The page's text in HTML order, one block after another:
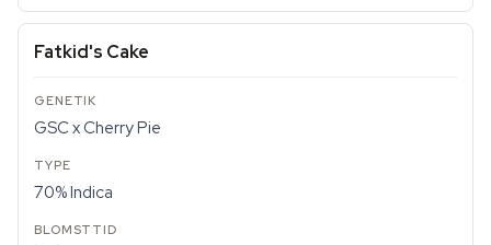
Fatkid's Cake
GSC x Cherry Pie
70% Indica